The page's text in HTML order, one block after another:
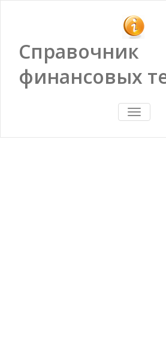
Справочник
финансовых
СКРЫТЬ